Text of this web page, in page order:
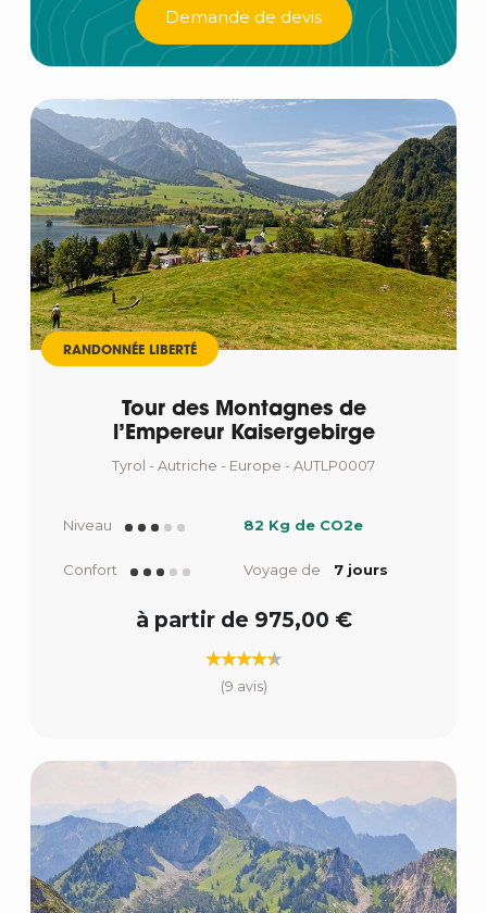
Demande de devis
RANDONNÉE LIBERTÉ
Tour des Montagnes de
l’Empereur Kaisergebirge
Tyrol - Autriche - Europe - AUTLP0007
Niveau 82 Kg de CO2e
Confort Voyage de 7 jours
à partir de 975,00 €
(9 avis)